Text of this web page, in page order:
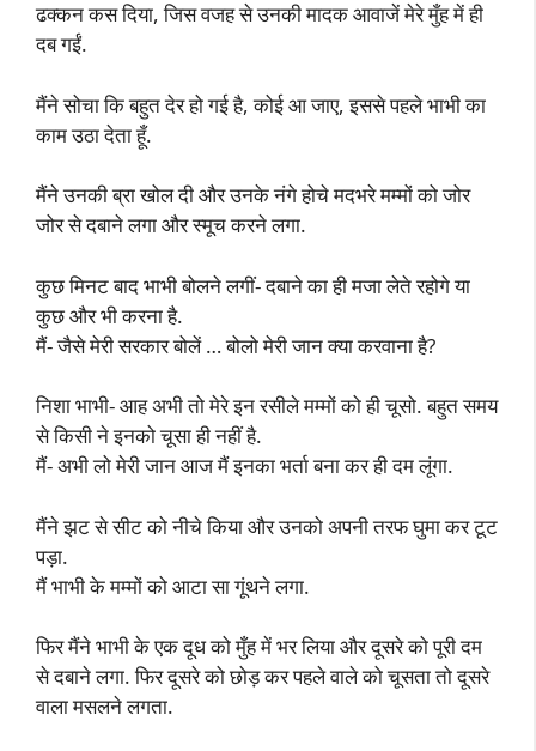
ढक्कन कस दिया, जिस वजह से उनकी मादक आवाजें मेरे मुँह में ही
दब गईं.
मैंने सोचा कि बहुत देर हो गई है, कोई आ जाए, इससे पहले भाभी का
काम उठा देता हूँ.
मैंने उनकी ब्रा खोल दी और उनके नंगे होचे मदभरे मम्मों को जोर
जोर से दबाने लगा और स्मूच करने लगा.
कुछ मिनट बाद भाभी बोलने लगीं- दबाने का ही मजा लेते रहोगे या
कुछ और भी करना है.
मैं- जैसे मेरी सरकार बोलें … बोलो मेरी जान क्या करवाना है?
निशा भाभी- आह अभी तो मेरे इन रसीले मम्मों को ही चूसो. बहुत समय
से किसी ने इनको चूसा ही नहीं है.
मैं- अभी लो मेरी जान आज मैं इनका भर्ता बना कर ही दम लूंगा.
मैंने झट से सीट को नीचे किया और उनको अपनी तरफ घुमा कर टूट
पड़ा.
मैं भाभी के मम्मों को आटा सा गूंथने लगा.
फिर मैंने भाभी के एक दूध को मुँह में भर लिया और दूसरे को पूरी दम
से दबाने लगा. फिर दूसरे को छोड़ कर पहले वाले को चूसता तो दूसरे
वाला मसलने लगता.